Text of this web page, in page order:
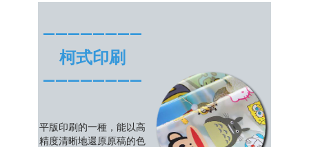
————————
柯式印刷
————————
平版印刷的一種，能以高
精度清晰地還原原稿的色